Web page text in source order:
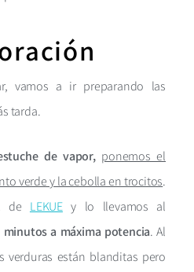
vamos a ir preparando las
tarda.
de vapor, ponemos el
verde y la cebolla en trocitos.
de LEKUEy lo llevamos al
a máxima potencia. Al
verduras están blanditas pero